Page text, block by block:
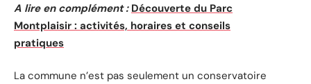
A lire en complément : Découverte du Parc
Montplaisir : activités, horaires et conseils
pratiques
La commune n’est pas seulement un conservatoire